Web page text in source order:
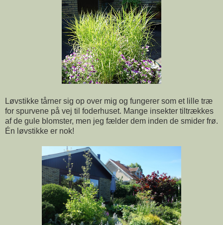
Løvstikke tårner sig op over mig og fungerer som et lille træ
for spurvene på vej til foderhuset. Mange insekter tiltrækkes
af de gule blomster, men jeg fælder dem inden de smider frø.
Én løvstikke er nok!